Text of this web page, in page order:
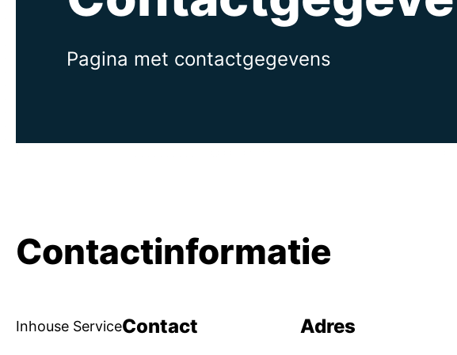
Noord-Amerika
Pagina met contactgegevens
Contactinformatie
Inhouse ServiceContact Adres